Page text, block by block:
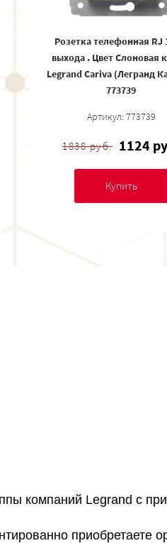
Розетка телефонная RJ
выхода . Цвет Cлоновая
Legrand Cariva (Легранд
773739
Артикул: 773739
1838 руб. 1124
Купить
компаний Legrand с
приобретаете